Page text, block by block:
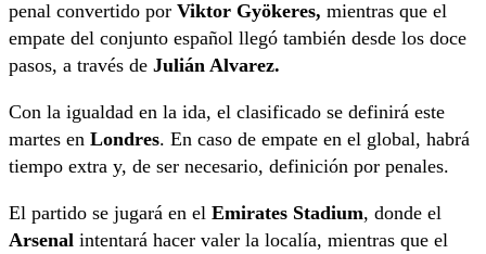
penal convertido por Viktor Gyökeres, mientras que el
empate del conjunto español llegó también desde los doce
pasos, a través de Julián Alvarez.
Con la igualdad en la ida, el clasificado se definirá este
martes en Londres. En caso de empate en el global, habrá
tiempo extra y, de ser necesario, definición por penales.
El partido se jugará en el Emirates Stadium, donde el
Arsenal intentará hacer valer la localía, mientras que el